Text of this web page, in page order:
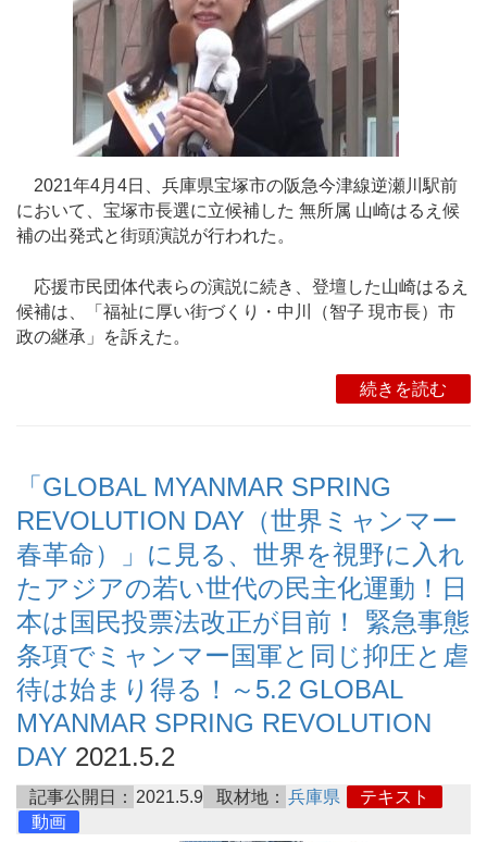
2021年4月4日、兵庫県宝塚市の阪急今津線逆瀬川駅前
において、宝塚市長選に立候補した 無所属 山崎はるえ候
補の出発式と街頭演説が行われた。
応援市民団体代表らの演説に続き、登壇した山崎はるえ
候補は、「福祉に厚い街づくり・中川（智子 現市長）市
政の継承」を訴えた。
続きを読む
「GLOBAL MYANMAR SPRING
REVOLUTION DAY（世界ミャンマー
春革命）」に見る、世界を視野に入れ
たアジアの若い世代の民主化運動！日
本は国民投票法改正が目前！ 緊急事態
条項でミャンマー国軍と同じ抑圧と虐
待は始まり得る！～5.2 GLOBAL
MYANMAR SPRING REVOLUTION
DAY 2021.5.2
記事公開日： 2021.5.9 取材地： 兵庫県
テキスト
動画